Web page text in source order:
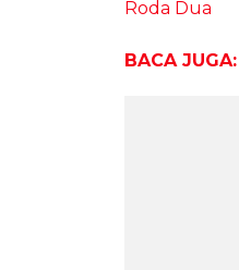
Roda Dua
BACA JUGA: